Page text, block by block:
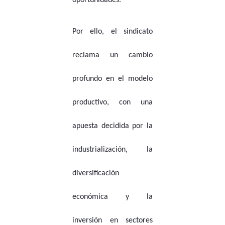
Por ello, el sindicato
reclama un cambio
profundo en el modelo
productivo, con una
apuesta decidida por la
industrialización, la
diversificación
económica y la
inversión en sectores